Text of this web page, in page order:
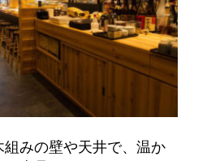
みの壁や天井で、温か